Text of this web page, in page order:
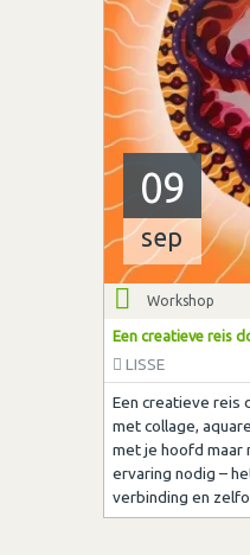
09
sep
Workshop
Een creatieve reis
LISSE
Een creatieve reis
met collage,
met je hoofd maar
ervaring nodig –
verbinding en